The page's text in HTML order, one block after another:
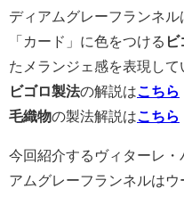
ディアムグレーフランネ
「カード」に色をつける ビ
たメランジェ感を表現して
ビゴロ製法の解説はこちら
毛織物の製法解説はこちら
今回紹介するヴィターレ
アムグレーフランネルは